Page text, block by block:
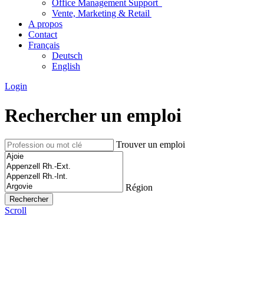
Office Management Support
Vente, Marketing & Retail
A propos
Contact
Français
Deutsch
English
Login
Rechercher un emploi
Trouver un emploi
Région
Scroll